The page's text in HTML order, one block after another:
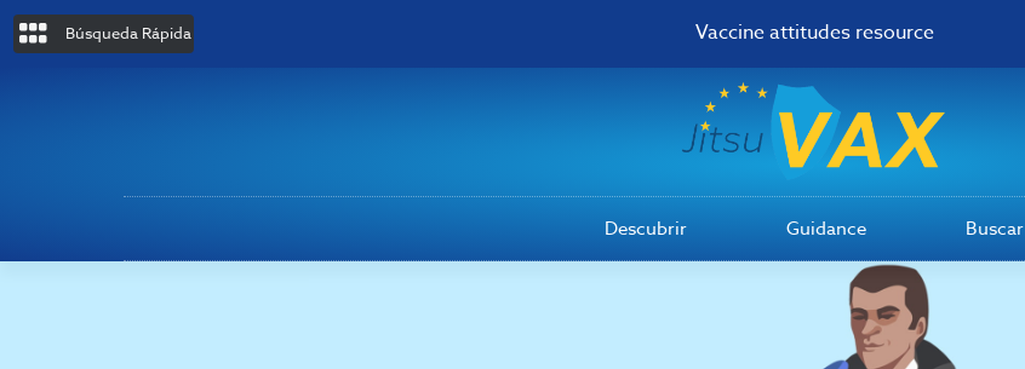
Búsqueda Rápida Vaccine attitudes resource
Descubrir Guidance Buscar